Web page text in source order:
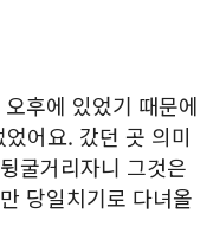
후에 있었기 때문에
어요. 갔던 곳 의미
굴거리자니 그것은
당일치기로 다녀올